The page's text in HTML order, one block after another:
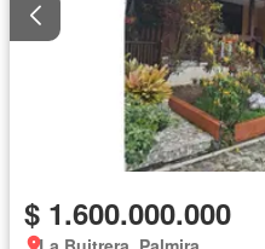
$ 1.600.000.000